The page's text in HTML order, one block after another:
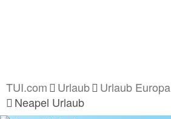
TUI.com Urlaub Urlaub Europa
Neapel Urlaub